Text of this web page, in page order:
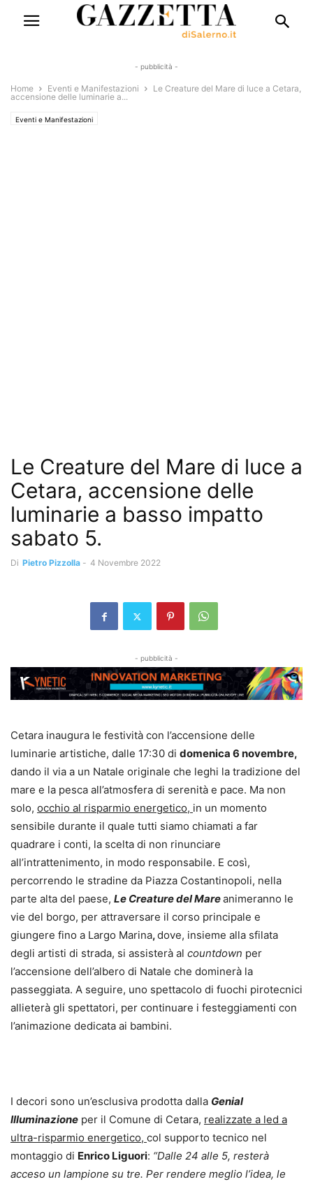
- pubblicità -
Home Eventi e Manifestazioni
Le Creature del Mare di luce a Cetara,
accensione delle luminarie a...
Eventi e Manifestazioni
Le Creature del Mare di luce a
Cetara, accensione delle
luminarie a basso impatto
sabato 5.
Di Pietro Pizzolla - 4 Novembre 2022
- pubblicità -
Cetara inaugura le festività con l’accensione delle
luminarie artistiche, dalle 17:30 di domenica 6 novembre,
dando il via a un Natale originale che leghi la tradizione del
mare e la pesca all’atmosfera di serenità e pace. Ma non
solo, occhio al risparmio energetico, in un momento
sensibile durante il quale tutti siamo chiamati a far
quadrare i conti, la scelta di non rinunciare
all’intrattenimento, in modo responsabile. E così,
percorrendo le stradine da Piazza Costantinopoli, nella
parte alta del paese, Le Creature del Mareanimeranno le
vie del borgo, per attraversare il corso principale e
giungere fino a Largo Marina,dove, insieme alla sfilata
degli artisti di strada, si assisterà al countdown per
l’accensione dell’albero di Natale che dominerà la
passeggiata. A seguire, uno spettacolo di fuochi pirotecnici
allieterà gli spettatori, per continuare i festeggiamenti con
l’animazione dedicata ai bambini.
I decori sono un’esclusiva prodotta dalla Genial
Illuminazione per il Comune di Cetara, realizzate a led a
ultra-risparmio energetico, col supporto tecnico nel
montaggio di Enrico Liguori: “Dalle 24 alle 5, resterà
acceso un lampione su tre. Per rendere meglio l’idea, le